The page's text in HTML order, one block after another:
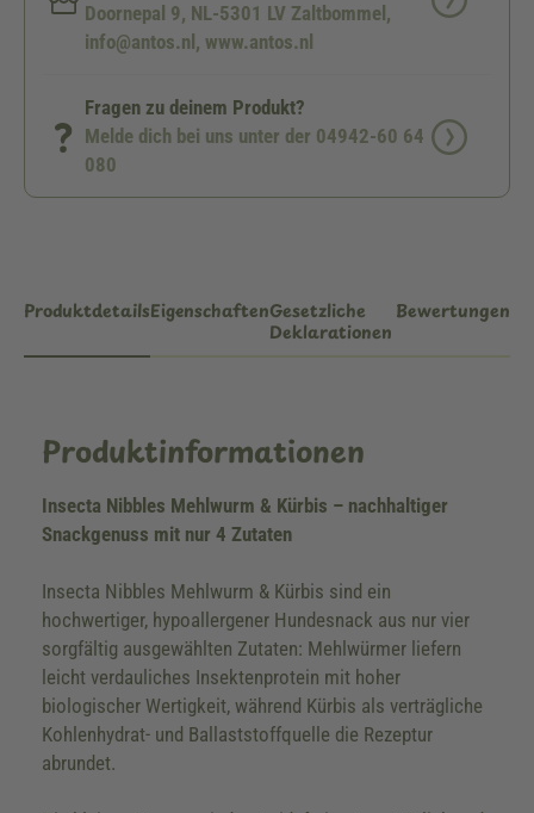
Doornepal 9, NL-5301 LV Zaltbommel,
info@antos.nl, www.antos.nl
Fragen zu deinem Produkt?
Melde dich bei uns unter der 04942-60 64
080
ProduktdetailsEigenschaftenGesetzliche
Deklarationen
Bewertungen
Produktinformationen
Insecta Nibbles Mehlwurm & Kürbis – nachhaltiger
Snackgenuss mit nur 4 Zutaten
Insecta Nibbles Mehlwurm & Kürbis sind ein
hochwertiger, hypoallergener Hundesnack aus nur vier
sorgfältig ausgewählten Zutaten: Mehlwürmer liefern
leicht verdauliches Insektenprotein mit hoher
biologischer Wertigkeit, während Kürbis als verträgliche
Kohlenhydrat- und Ballaststoffquelle die Rezeptur
abrundet.